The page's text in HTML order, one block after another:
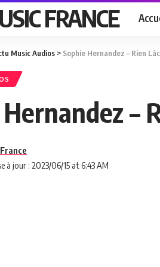
FRANCE
Music Audios > Sophie Hernandez – Rien
–
à jour : 2023/06/15 at 6:43 AM